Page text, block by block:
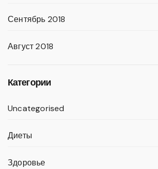
Сентябрь 2018
Август 2018
Категории
Uncategorised
Диеты
Здоровье